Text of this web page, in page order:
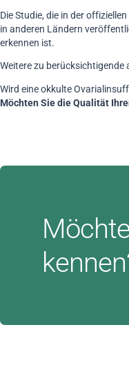
Die Studie, die in der
in anderen Ländern
erkennen ist.
Weitere zu
Wird eine okkulte
Möchten Sie die Qualität